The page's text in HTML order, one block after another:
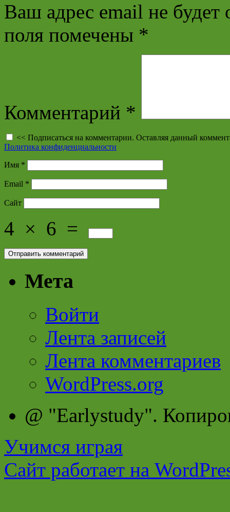
Ваш адрес email не будет
поля помечены *
Комментарий *
<< Подписаться на комментарии. Оставляя данный
Политика конфиденциальности
Имя *
Email *
Сайт
4 × 6 =
Мета
Войти
Лента записей
Лента комментариев
WordPress.org
@ "Earlystudy".
Учимся играя
Сайт работает на